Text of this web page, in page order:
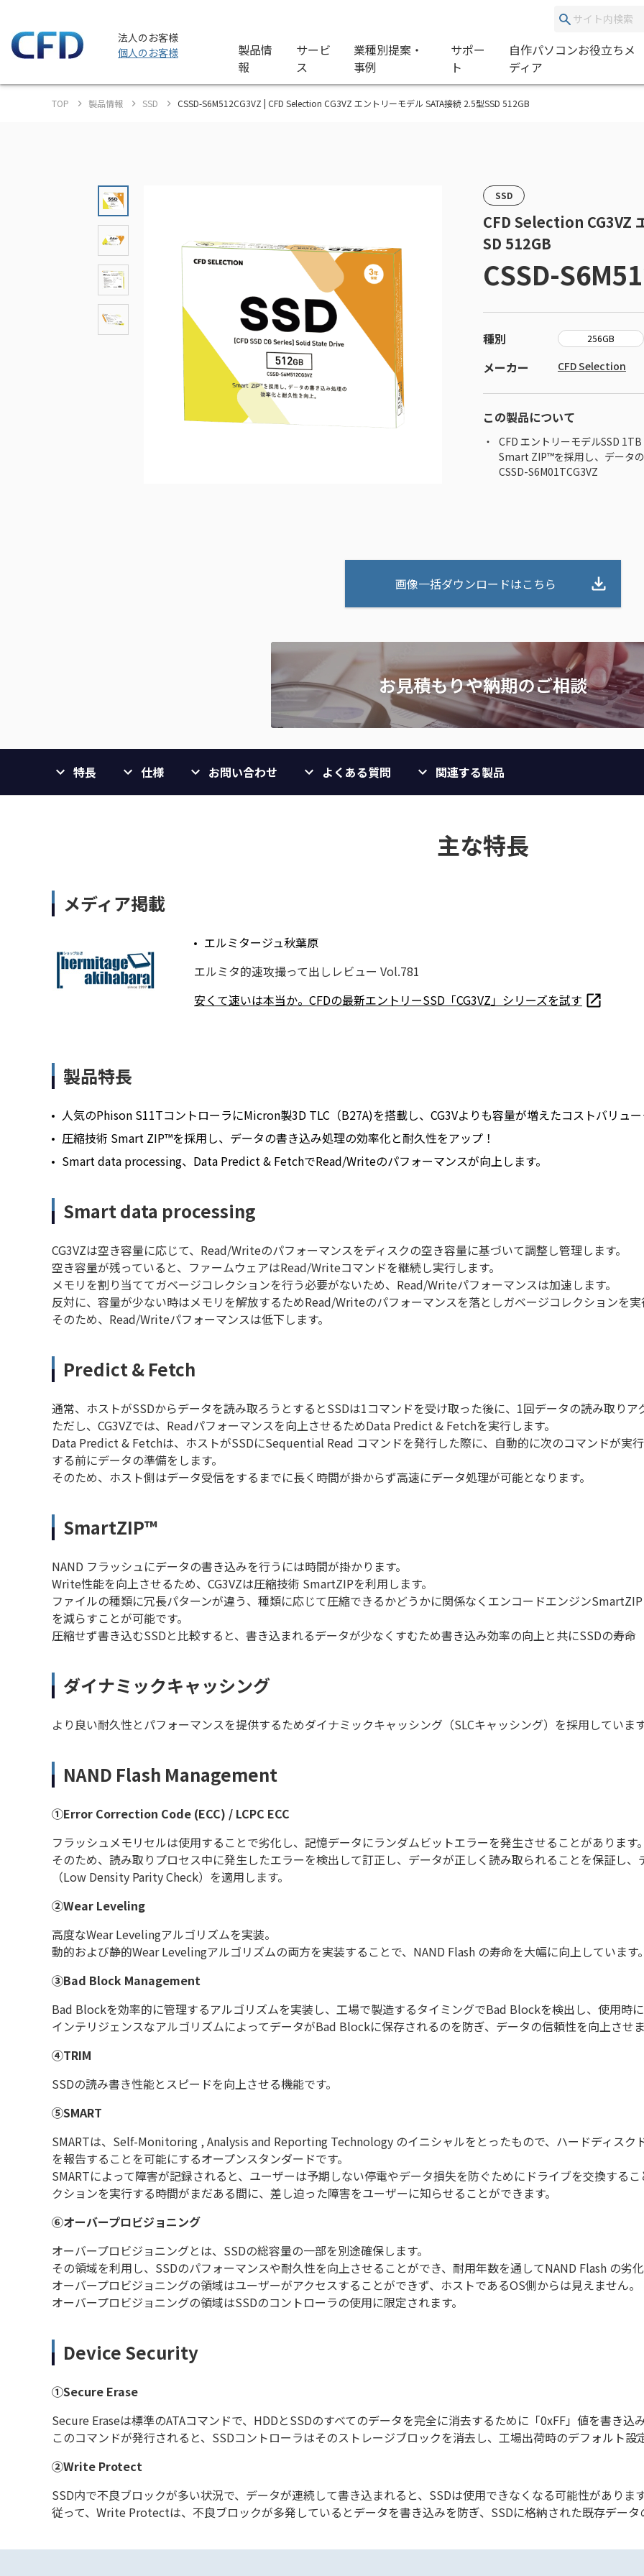
法人のお客様
個人のお客様
製品情
報
サービ
ス
業種別提案・
事例
サポー
ト
自作パソコンお役立ちメ
ディア
TOP 製品情報 SSD CSSD-S6M512CG3VZ | CFD Selection CG3VZ エントリーモデル SATA接続 2.5型SSD 512GB
SSD
CFD Selection CG3VZ
SD 512GB
CSSD-
種別 256GB
メーカー CFD Selection
この製品について
CFD エントリーモデルSSD 1TB
Smart ZIP™を採用し、データ
CSSD-S6M01TCG3VZ
画像一括ダウンロードはこちら
特長 仕様 お問い合わせ よくある質問 関連する製品
主な特長
メディア掲載
エルミタージュ秋葉原
エルミタ的速攻撮って出しレビュー Vol.781
安くて速いは本当か。CFDの最新エントリーSSD「CG3VZ」シリーズを試す
製品特長
人気のPhison S11TコントローラにMicron製3D TLC（B27A)を搭載し、CG3Vよりも容量が増えたコストバリュー
圧縮技術 Smart ZIP™を採用し、データの書き込み処理の効率化と耐久性をアップ！
Smart data processing、Data Predict & FetchでRead/Writeのパフォーマンスが向上します。
Smart data processing
CG3VZは空き容量に応じて、Read/Writeのパフォーマンスをディスクの空き容量に基づいて調整し管理します。
空き容量が残っていると、ファームウェアはRead/Writeコマンドを継続し実行します。
メモリを割り当ててガベージコレクションを行う必要がないため、Read/Writeパフォーマンスは加速します。
反対に、容量が少ない時はメモリを解放するためRead/Writeのパフォーマンスを落としガベージコレクションを実
そのため、Read/Writeパフォーマンスは低下します。
Predict & Fetch
通常、ホストがSSDからデータを読み取ろうとするとSSDは1コマンドを受け取った後に、1回データの読み取りア
ただし、CG3VZでは、Readパフォーマンスを向上させるためData Predict & Fetchを実行します。
Data Predict & Fetchは、ホストがSSDにSequential Read コマンドを発行した際に、自動的に次のコマンドが実
する前にデータの準備をします。
そのため、ホスト側はデータ受信をするまでに長く時間が掛からず高速にデータ処理が可能となります。
SmartZIP™
NAND フラッシュにデータの書き込みを行うには時間が掛かります。
Write性能を向上させるため、CG3VZは圧縮技術 SmartZIPを利用します。
ファイルの種類に冗長パターンが違う、種類に応じて圧縮できるかどうかに関係なくエンコードエンジン
を減らすことが可能です。
圧縮せず書き込むSSDと比較すると、書き込まれるデータが少なくすむため書き込み効率の向上と共にSSDの寿命
ダイナミックキャッシング
より良い耐久性とパフォーマンスを提供するためダイナミックキャッシング（SLCキャッシング）を採用しています
NAND Flash Management
①Error Correction Code (ECC) / LCPC ECC
フラッシュメモリセルは使用することで劣化し、記憶データにランダムビットエラーを発生させることがあります。
そのため、読み取りプロセス中に発生したエラーを検出して訂正し、データが正しく読み取られることを保証し、
（Low Density Parity Check）を適用します。
②Wear Leveling
高度なWear Levelingアルゴリズムを実装。
動的および静的Wear Levelingアルゴリズムの両方を実装することで、NAND Flash の寿命を大幅に向上しています。
③Bad Block Management
Bad Blockを効率的に管理するアルゴリズムを実装し、工場で製造するタイミングでBad Blockを検出し、使用時
インテリジェンスなアルゴリズムによってデータがBad Blockに保存されるのを防ぎ、データの信頼性を向上させま
④TRIM
SSDの読み書き性能とスピードを向上させる機能です。
⑤SMART
SMARTは、Self-Monitoring , Analysis and Reporting Technology のイニシャルをとったもので、ハードディスク
を報告することを可能にするオープンスタンダードです。
SMARTによって障害が記録されると、ユーザーは予期しない停電やデータ損失を防ぐためにドライブを交換する
クションを実行する時間がまだある間に、差し迫った障害をユーザーに知らせることができます。
⑥オーバープロビジョニング
オーバープロビジョニングとは、SSDの総容量の一部を別途確保します。
その領域を利用し、SSDのパフォーマンスや耐久性を向上させることができ、耐用年数を通してNAND Flash の劣
オーバープロビジョニングの領域はユーザーがアクセスすることができず、ホストであるOS側からは見えません。
オーバープロビジョニングの領域はSSDのコントローラの使用に限定されます。
Device Security
①Secure Erase
Secure Eraseは標準のATAコマンドで、HDDとSSDのすべてのデータを完全に消去するために「0xFF」値を書き込み
このコマンドが発行されると、SSDコントローラはそのストレージブロックを消去し、工場出荷時のデフォルト設
②Write Protect
SSD内で不良ブロックが多い状況で、データが連続して書き込まれると、SSDは使用できなくなる可能性があります
従って、Write Protectは、不良ブロックが多発しているとデータを書き込みを防ぎ、SSDに格納された既存データ